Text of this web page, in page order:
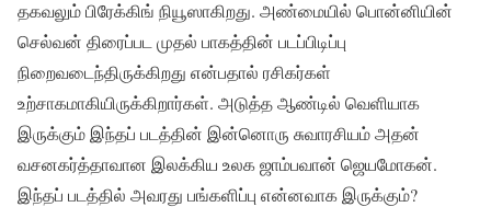
தகவலும் பிரேக்கிங் நியூஸாகிறது. அண்மையில் பொன்னியின்
செல்வன் திரைப்பட முதல் பாகத்தின் படப்பிடிப்பு
நிறைவடைந்திருக்கிறது என்பதால் ரசிகர்கள்
உற்சாகமாகியிருக்கிறார்கள். அடுத்த ஆண்டில் வெளியாக
இருக்கும் இந்தப் படத்தின் இன்னொரு சுவாரசியம் அதன்
வசனகர்த்தாவான இலக்கிய உலக ஜாம்பவான் ஜெயமோகன்.
இந்தப் படத்தில் அவரது பங்களிப்பு என்னவாக இருக்கும்?